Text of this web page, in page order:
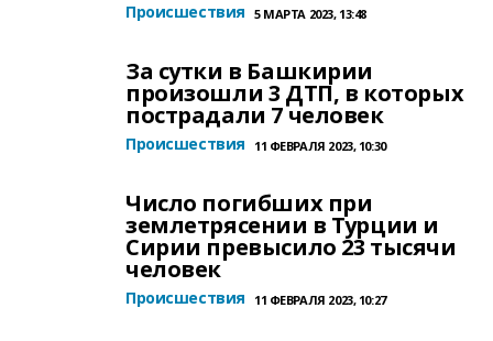
Происшествия 5 МАРТА 2023, 13:48
За сутки в Башкирии
произошли 3 ДТП, в которых
пострадали 7 человек
Происшествия 11 ФЕВРАЛЯ 2023, 10:30
Число погибших при
землетрясении в Турции и
Сирии превысило 23 тысячи
человек
Происшествия 11 ФЕВРАЛЯ 2023, 10:27